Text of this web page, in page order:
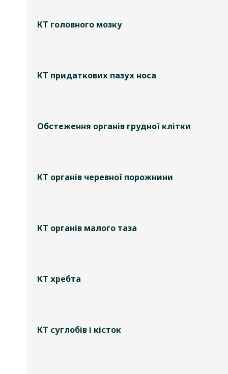
КТ головного мозку
КТ придаткових пазух носа
Обстеження органів грудної клітки
КТ органів черевної порожнини
КТ органів малого таза
КТ хребта
КТ суглобів і кісток